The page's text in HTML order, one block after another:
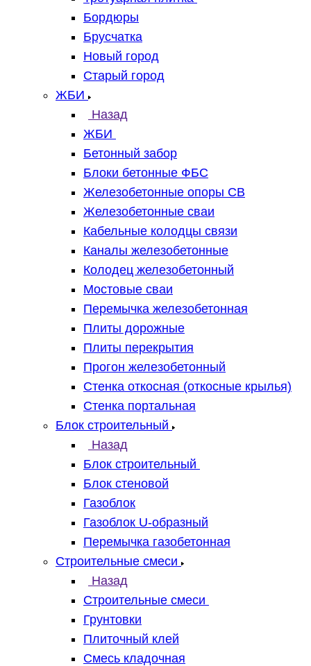
Бордюры
Брусчатка
Новый город
Старый город
ЖБИ
Назад
ЖБИ
Бетонный забор
Блоки бетонные ФБС
Железобетонные опоры СВ
Железобетонные сваи
Кабельные колодцы связи
Каналы железобетонные
Колодец железобетонный
Мостовые сваи
Перемычка железобетонная
Плиты дорожные
Плиты перекрытия
Прогон железобетонный
Стенка откосная (откосные крылья)
Стенка портальная
Блок строительный
Назад
Блок строительный
Блок стеновой
Газоблок
Газоблок U-образный
Перемычка газобетонная
Строительные смеси
Назад
Строительные смеси
Грунтовки
Плиточный клей
Смесь кладочная